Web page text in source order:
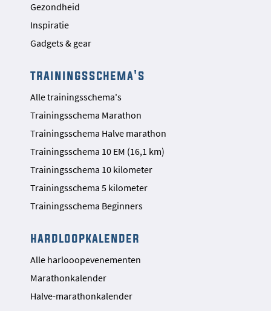
Gezondheid
Inspiratie
Gadgets & gear
trainingsschema's
Alle trainingsschema's
Trainingsschema Marathon
Trainingsschema Halve marathon
Trainingsschema 10 EM (16,1 km)
Trainingsschema 10 kilometer
Trainingsschema 5 kilometer
Trainingsschema Beginners
hardloopkalender
Alle harlooopevenementen
Marathonkalender
Halve-marathonkalender